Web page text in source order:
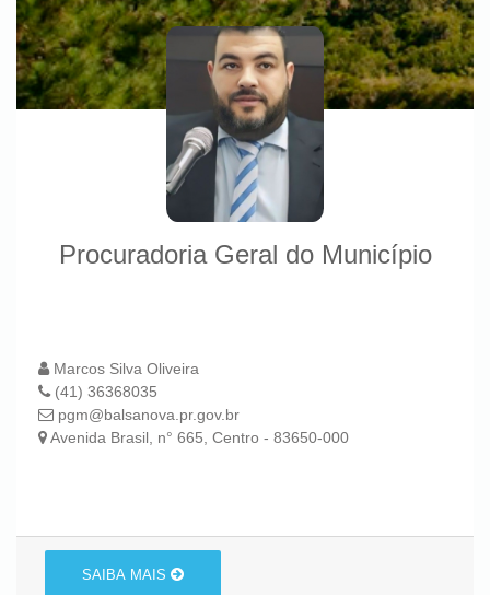
Procuradoria Geral do Município
Marcos Silva Oliveira
(41) 36368035
pgm@balsanova.pr.gov.br
Avenida Brasil, n° 665, Centro - 83650-000
SAIBA MAIS